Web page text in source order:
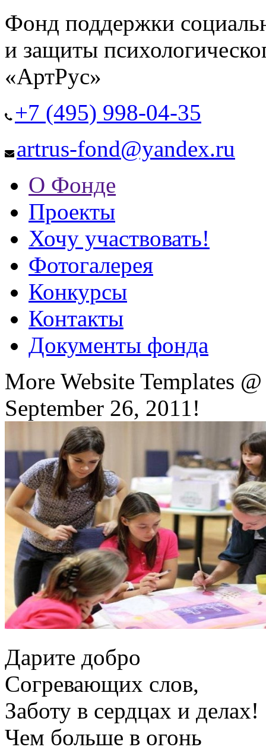
Фонд поддержки
и защиты
«АртРус»
+7 (495) 998-04-35
artrus-fond@yandex.ru
О Фонде
Проекты
Хочу участвовать!
Фотогалерея
Конкурсы
Контакты
Документы фонда
More Website Templates
September 26, 2011!
Дарите добро
Согревающих слов,
Заботу в сердцах и делах!
Чем больше в огонь